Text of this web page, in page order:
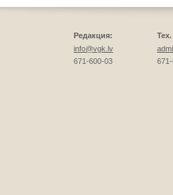
Редакция:
info@vgk.lv
671-600-03